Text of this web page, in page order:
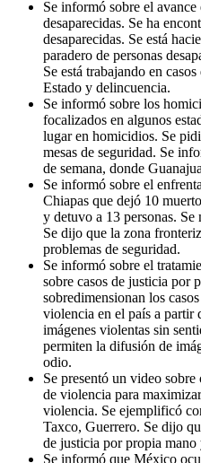
Se informó sobre el avance
desaparecidas. Se ha
desaparecidas. Se está
paradero de personas
Se está trabajando en
Estado y delincuencia.
Se informó sobre los
focalizados en algunos
lugar en homicidios. Se
mesas de seguridad. Se
de semana, donde
Se informó sobre el
Chiapas que dejó 10
y detuvo a 13 personas. Se
Se dijo que la zona
problemas de seguridad.
Se informó sobre el
sobre casos de justicia por
sobredimensionan los
violencia en el país a partir
imágenes violentas sin
permiten la difusión de
odio.
Se presentó un video
de violencia para
violencia. Se ejemplificó
Taxco, Guerrero. Se dijo
de justicia por propia
Se informó que México